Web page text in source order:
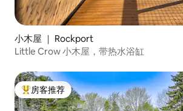
小木屋 ｜ Rockport
Little Crow 小木屋，带热水浴缸
热门「房客推荐」
房客推荐